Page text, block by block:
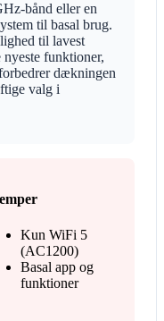
bånd eller en
til basal brug.
til lavest
funktioner,
dækningen
valg i
Kun WiFi 5
(AC1200)
Basal app og
funktioner